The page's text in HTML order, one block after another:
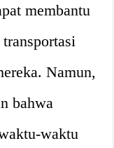
membantu
Namun,
bahwa
waktu